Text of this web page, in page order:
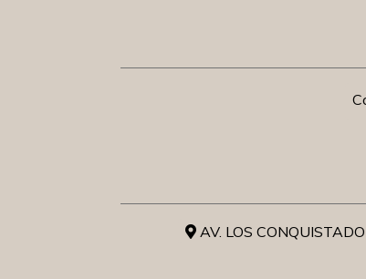
AV. LOS